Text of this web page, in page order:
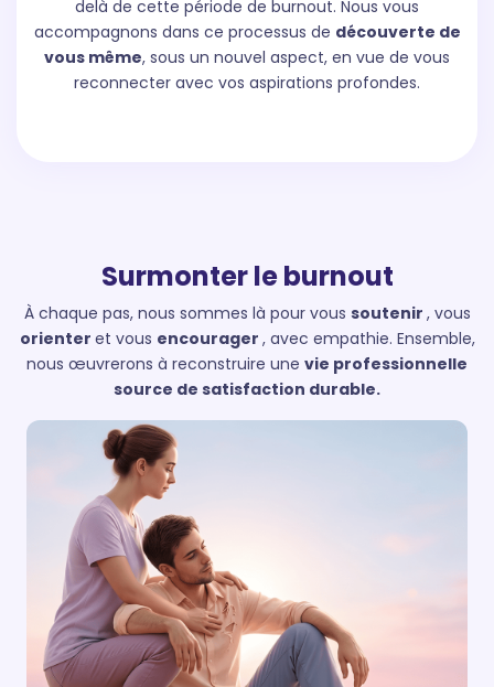
delà de cette période de burnout. Nous vous
accompagnons dans ce processus de découverte de
vous même, sous un nouvel aspect, en vue de vous
reconnecter avec vos aspirations profondes.
Surmonter leburnout
À chaque pas, nous sommes là pour vous soutenir , vous
orienter et vous encourager , avec empathie. Ensemble,
nous œuvrerons à reconstruire une vie professionnelle
source de satisfaction durable.